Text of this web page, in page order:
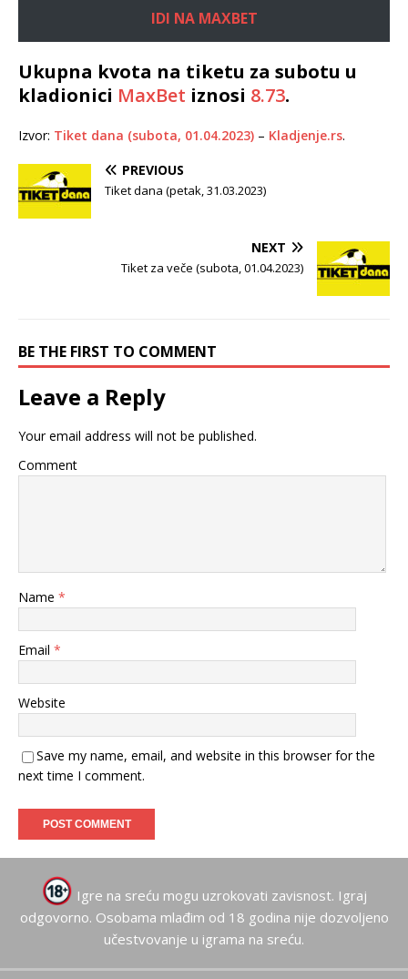
IDI NA MAXBET
Ukupna kvota na tiketu za subotu u
kladionici MaxBet iznosi 8.73.
Izvor: Tiket dana (subota, 01.04.2023) – Kladjenje.rs.
PREVIOUS
Tiket dana (petak, 31.03.2023)
NEXT
Tiket za veče (subota, 01.04.2023)
BE THE FIRST TO COMMENT
Leave a Reply
Your email address will not be published.
Comment
Name *
Email *
Website
Save my name, email, and website in this browser for the
next time I comment.
Igre na sreću mogu uzrokovati zavisnost. Igraj
odgovorno. Osobama mlađim od 18 godina nije dozvoljeno
učestvovanje u igrama na sreću.